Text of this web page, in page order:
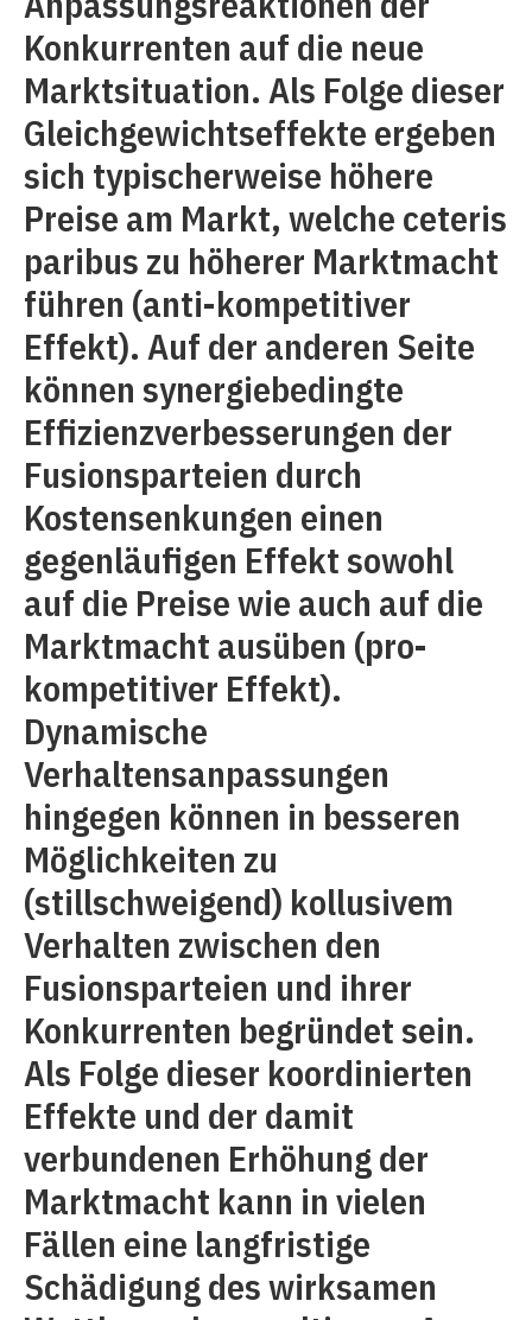
Konkurrenten auf die neue
Marktsituation. Als Folge dieser
Gleichgewichtseffekte ergeben
sich typischerweise höhere
Preise am Markt, welche ceteris
paribus zu höherer Marktmacht
führen (anti-kompetitiver
Effekt). Auf der anderen Seite
können synergiebedingte
Effizienzverbesserungen der
Fusionsparteien durch
Kostensenkungen einen
gegenläufigen Effekt sowohl
auf die Preise wie auch auf die
Marktmacht ausüben (pro-
kompetitiver Effekt).
Dynamische
Verhaltensanpassungen
hingegen können in besseren
Möglichkeiten zu
(stillschweigend) kollusivem
Verhalten zwischen den
Fusionsparteien und ihrer
Konkurrenten begründet sein.
Als Folge dieser koordinierten
Effekte und der damit
verbundenen Erhöhung der
Marktmacht kann in vielen
Fällen eine langfristige
Schädigung des wirksamen